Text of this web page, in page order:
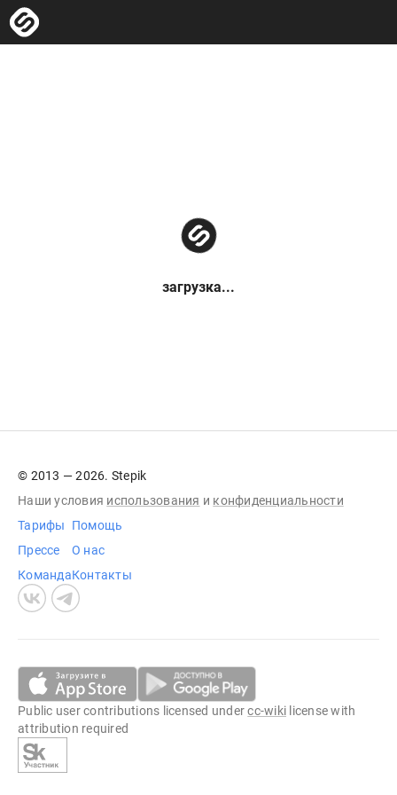
загрузка...
© 2013 — 2026. Stepik
Наши условия использования и конфиденциальности
Тарифы
Прессе
Команда
Помощь
О нас
Контакты
Public user contributions licensed undercc-wiki license with
attribution required